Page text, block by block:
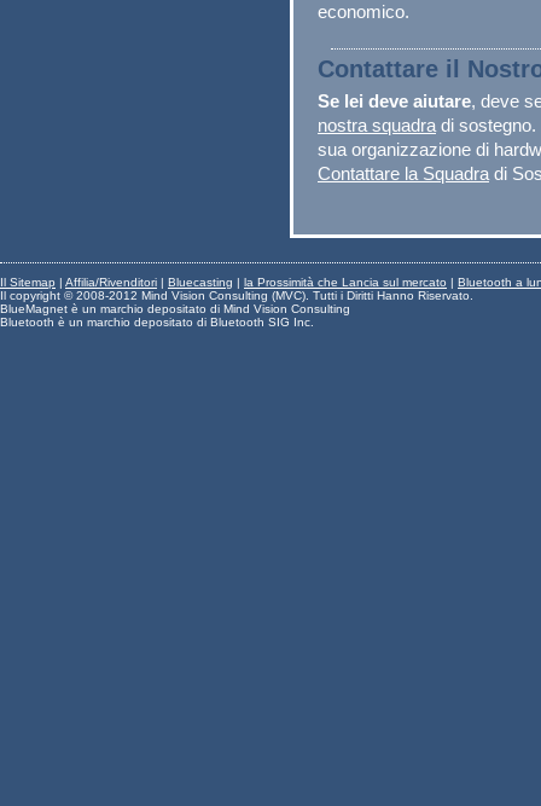
economico.
Contattare il
Se lei deve aiutare, deve
nostra squadra di sostegno.
sua organizzazione di
Contattare la Squadra di
Il Sitemap | Affilia/Rivenditori | Bluecasting | la Prossimità che Lancia sul mercato | Bluetooth a
Il copyright © 2008-2012 Mind Vision Consulting (MVC). Tutti i Diritti Hanno Riservato.
BlueMagnet è un marchio depositato di Mind Vision Consulting
Bluetooth è un marchio depositato di Bluetooth SIG Inc.